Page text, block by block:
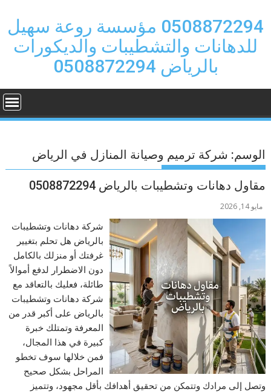
content
0508872294 مؤسسة روعة سهيل
للدهانات والتشطيبات والديكورات
بالرياض 0508872294
الوسم: شركة ترميم وصيانة المنازل في الرياض
مقاول دهانات وتشطيبات بالرياض 0508872294
مايو 14, 2026
شركة دهانات وتشطيبات
بالرياض هل تحلم بتغيير
غرفتك أو منزلك بالكامل
دون الاضطرار لدفع أموالاً
طائلة، فعليك بالتعاقد مع
شركة دهانات وتشطيبات
بالرياض على أكبر قدر من
المعرفة وتمتلك خبرة
كبيرة في هذا المجال،
فمن خلالها سوف تخطو
المراحل بشكل صحيح
وتصل إلى مرادك وتتمكن من تحقيق أهدافك بأقل مجهود، وتتميز